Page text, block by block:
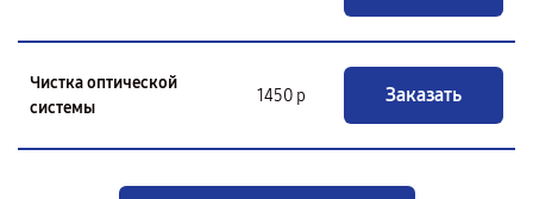
Чистка оптической
системы
1450 р Заказать